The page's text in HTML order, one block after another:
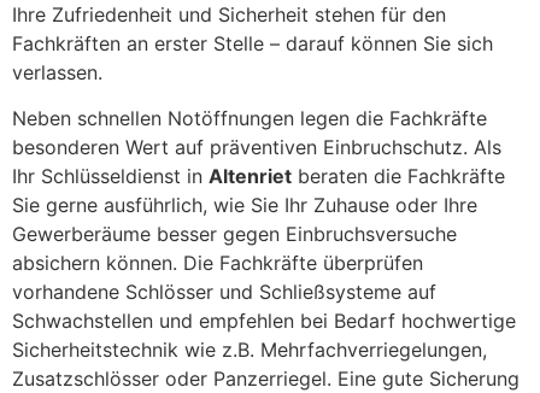
Ihre Zufriedenheit und Sicherheit stehen für den
Fachkräften an erster Stelle – darauf können Sie sich
verlassen.
Neben schnellen Notöffnungen legen die Fachkräfte
besonderen Wert auf präventiven Einbruchschutz. Als
Ihr Schlüsseldienst in Altenriet beraten die Fachkräfte
Sie gerne ausführlich, wie Sie Ihr Zuhause oder Ihre
Gewerberäume besser gegen Einbruchsversuche
absichern können. Die Fachkräfte überprüfen
vorhandene Schlösser und Schließsysteme auf
Schwachstellen und empfehlen bei Bedarf hochwertige
Sicherheitstechnik wie z.B. Mehrfachverriegelungen,
Zusatzschlösser oder Panzerriegel. Eine gute Sicherung